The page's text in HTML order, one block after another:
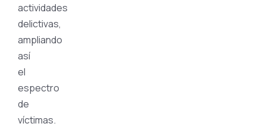
actividades
delictivas,
ampliando
así
el
espectro
de
víctimas.